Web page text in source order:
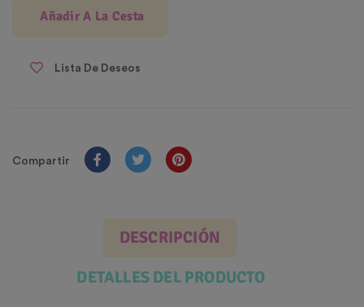
Añadir A La Cesta
Lista De Deseos
Compartir
DESCRIPCIÓN
DETALLES DEL PRODUCTO